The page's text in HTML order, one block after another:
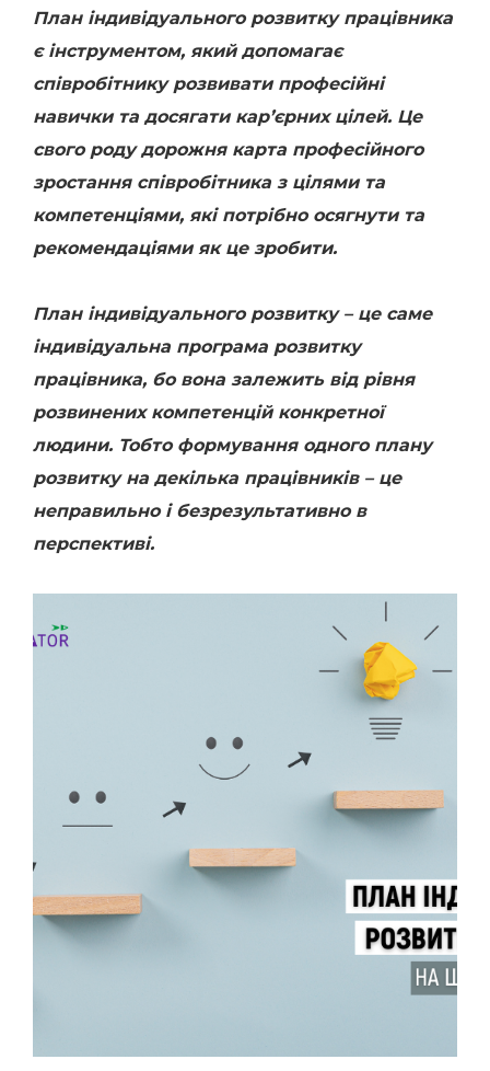
План індивідуального розвитку працівника
є інструментом, який допомагає
співробітнику розвивати професійні
навички та досягати кар’єрних цілей. Це
свого роду дорожня карта професійного
зростання співробітника з цілями та
компетенціями, які потрібно осягнути та
рекомендаціями як це зробити.
План індивідуального розвитку – це саме
індивідуальна програма розвитку
працівника, бо вона залежить від рівня
розвинених компетенцій конкретної
людини. Тобто формування одного плану
розвитку на декілька працівників – це
неправильно і безрезультативно в
перспективі.